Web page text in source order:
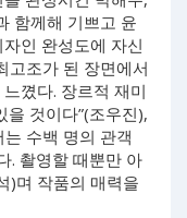
함께해 기쁘고 윤
인 완성도에 자신
고조가 된 장면에서
꼈다. 장르적 재미
것이다”(조우진),
수백 명의 관객
. 촬영할 때뿐만 아
)며 작품의 매력을